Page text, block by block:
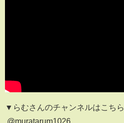
▼らむさんのチャンネルはこちら
​ @muratarum1026